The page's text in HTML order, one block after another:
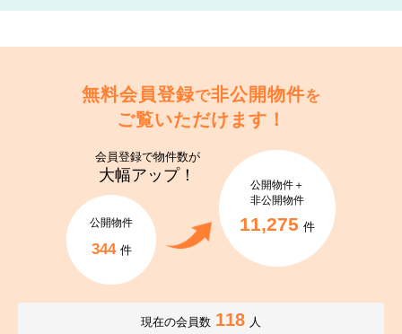
無料会員登録で非公開物件を
ご覧いただけます！
会員登録で物件数が
大幅アップ！
公開物件
344 件
公開物件＋
非公開物件
11,275 件
現在の会員数 118 人